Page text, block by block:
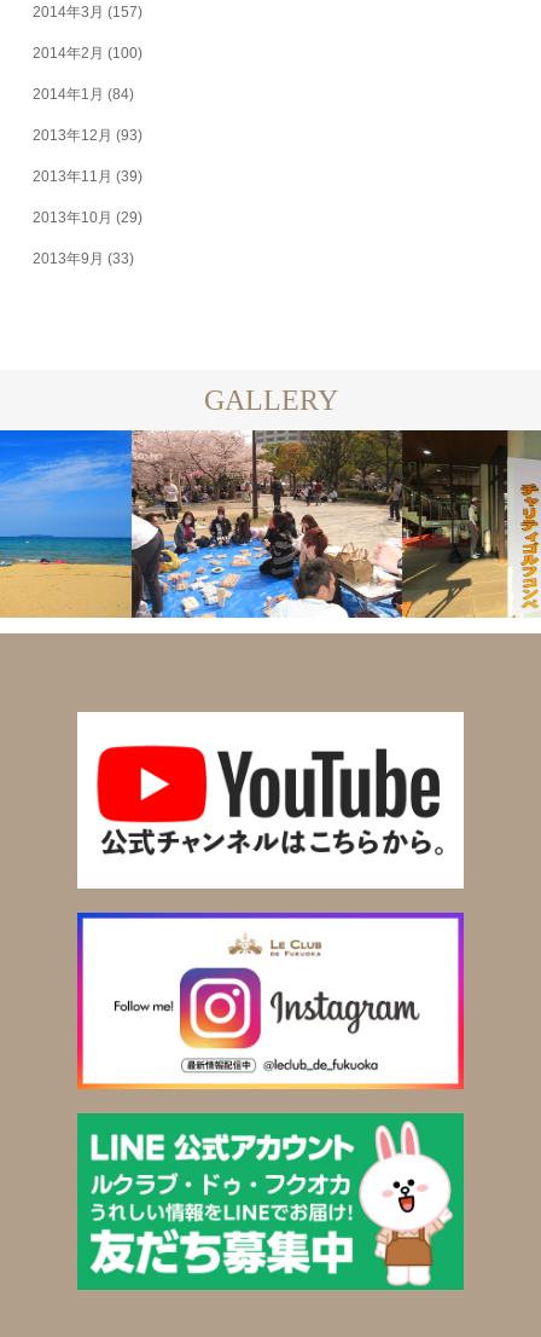
2014年3月 (157)
2014年2月 (100)
2014年1月 (84)
2013年12月 (93)
2013年11月 (39)
2013年10月 (29)
2013年9月 (33)
GALLERY